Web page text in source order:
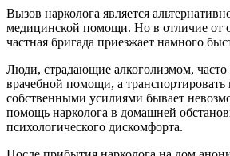
Вызов нарколога является
медицинской помощи. Но в отличие от
частная бригада приезжает намного
Люди, страдающие алкоголизмом, часто
врачебной помощи, а
собственными усилиями бывает
помощь нарколога в домашней
психологического дискомфорта.